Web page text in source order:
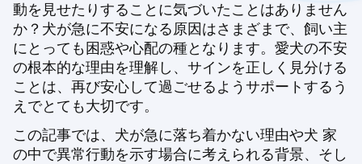
動を見せたりすることに気づいたことはありません
か？犬が急に不安になる原因はさまざまで、飼い主
にとっても困惑や心配の種となります。愛犬の不安
の根本的な理由を理解し、サインを正しく見分ける
ことは、再び安心して過ごせるようサポートするう
えでとても大切です。
この記事では、犬が急に落ち着かない理由や犬 家
の中で異常行動を示す場合に考えられる背景、そし